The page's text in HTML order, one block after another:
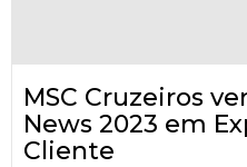
MSC Cruzeiros
News 2023 em
Cliente